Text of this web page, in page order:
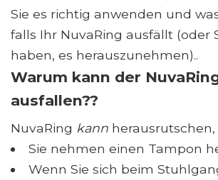
Sie es richtig anwenden und
falls Ihr NuvaRing ausfällt (oder
haben, es herauszunehmen)..
Warum kann der
ausfallen??
NuvaRing kann herausrutschen,
Sie nehmen einen Tampon
Wenn Sie sich beim